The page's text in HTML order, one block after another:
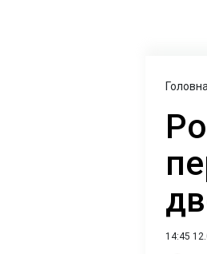
Головна
14:45